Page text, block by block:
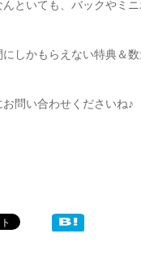
んといても、バックやミ
にしかもらえない特典＆
お問い合わせくださいね♪